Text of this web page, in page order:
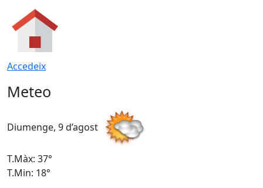
Accedeix
Meteo
Diumenge, 9 d’agost
T.Màx: 37°
T.Min: 18°